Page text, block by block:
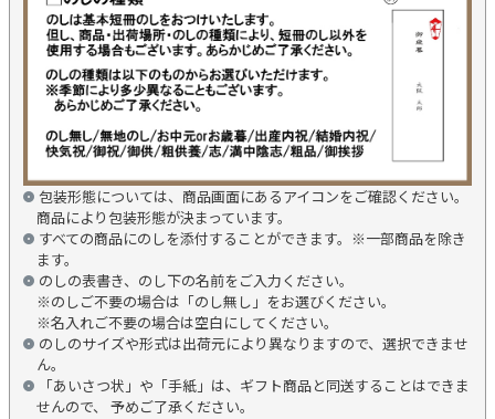
包装形態については、商品画面にあるアイコンをご確認ください。
商品により包装形態が決まっています。
すべての商品にのしを添付することができます。※一部商品を除き
ます。
のしの表書き、のし下の名前をご入力ください。
※のしご不要の場合は「のし無し」をお選びください。
※名入れご不要の場合は空白にしてください。
のしのサイズや形式は出荷元により異なりますので、選択できませ
ん。
「あいさつ状」や「手紙」は、ギフト商品と同送することはできま
せんので、 予めご了承ください。